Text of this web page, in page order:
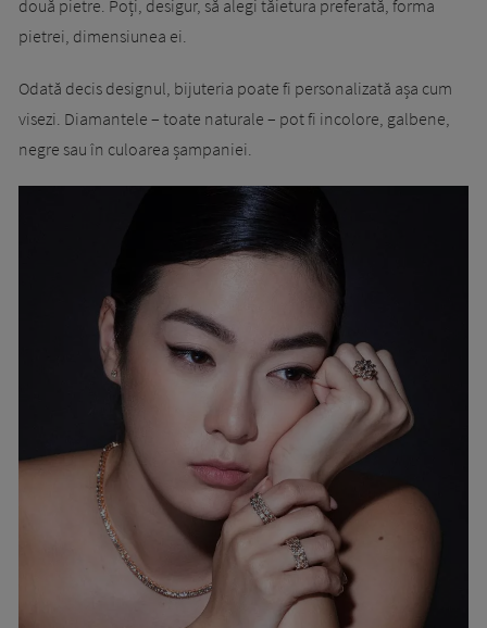
două pietre. Poți, desigur, să alegi tăietura preferată, forma
pietrei, dimensiunea ei.
Odată decis designul, bijuteria poate fi personalizată așa cum
visezi. Diamantele – toate naturale – pot fi incolore, galbene,
negre sau în culoarea șampaniei.